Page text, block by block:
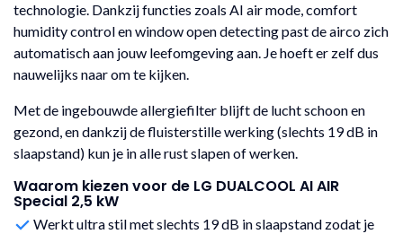
technologie. Dankzij functies zoals AI air mode, comfort
humidity control en window open detecting past de airco zich
automatisch aan jouw leefomgeving aan. Je hoeft er zelf dus
nauwelijks naar om te kijken.
Met de ingebouwde allergiefilter blijft de lucht schoon en
gezond, en dankzij de fluisterstille werking (slechts 19 dB in
slaapstand) kun je in alle rust slapen of werken.
Waarom kiezen voor de LG DUALCOOL AI AIR
Special 2,5 kW
Werkt ultra stil met slechts 19 dB in slaapstand zodat je